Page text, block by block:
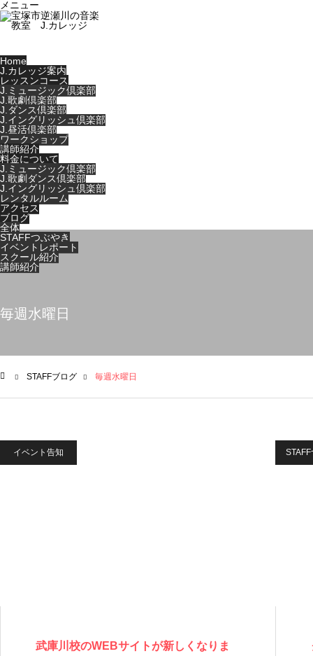
メニュー
Home
J.カレッジ案内
レッスンコース
J.ミュージック倶楽部
J.歌劇倶楽部
J.ダンス倶楽部
J.イングリッシュ倶楽部
J.昼活倶楽部
ワークショップ
講師紹介
料金について
J.ミュージック倶楽部
J.歌劇ダンス倶楽部
J.イングリッシュ倶楽部
レンタルルーム
アクセス
ブログ
全体
STAFFつぶやき
イベントレポート
スクール紹介
講師紹介
毎週水曜日
STAFFブログ 毎週水曜日
イベント告知
武庫川校のWEBサイトが新しくなりま